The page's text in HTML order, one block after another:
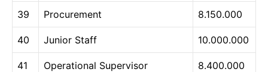
39 Procurement 8.150.000
40 Junior Staff 10.000.000
41 Operational Supervisor 8.400.000